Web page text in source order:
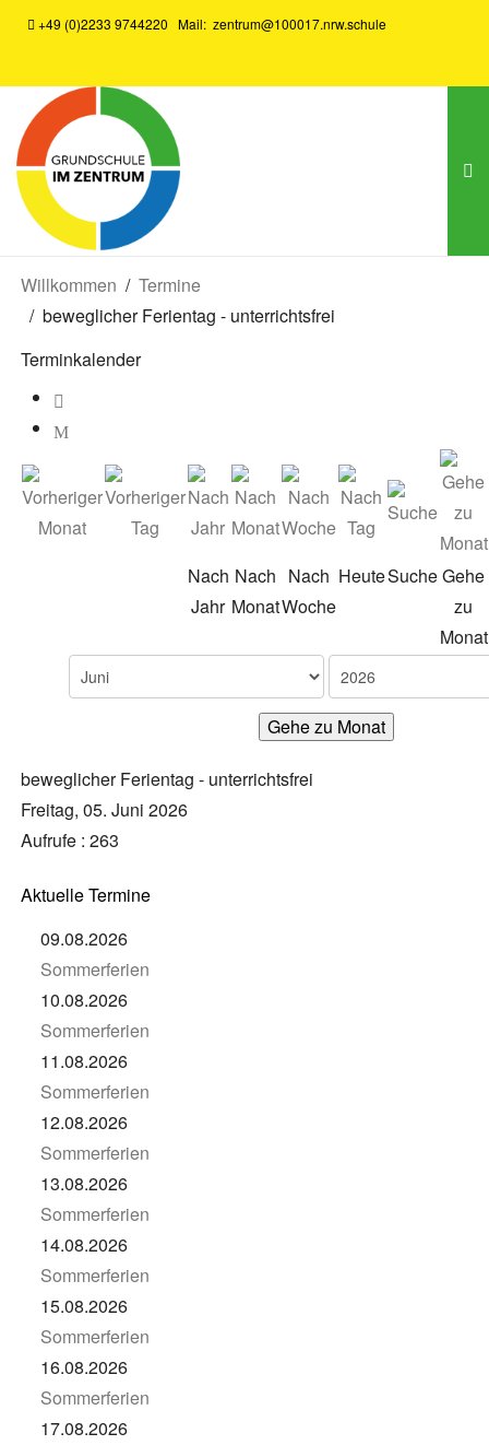
+49 (0)2233 9744220 Mail: zentrum@100017.nrw.schule
Willkommen
Termine
beweglicher Ferientag - unterrichtsfrei
Terminkalender
Nach
Jahr
Nach
Monat
Nach
Woche
HeuteSucheGehe
zu
Monat
Gehe zu Monat
beweglicher Ferientag - unterrichtsfrei
Freitag, 05. Juni 2026
Aufrufe: 263
Aktuelle Termine
09.08.2026
Sommerferien
10.08.2026
Sommerferien
11.08.2026
Sommerferien
12.08.2026
Sommerferien
13.08.2026
Sommerferien
14.08.2026
Sommerferien
15.08.2026
Sommerferien
16.08.2026
Sommerferien
17.08.2026